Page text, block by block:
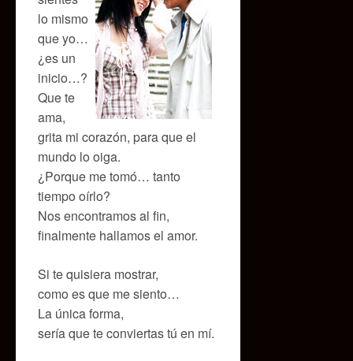
lo mismo
que yo…
¿es un
inicio…?
Que te
ama,
grita mi corazón, para que el
mundo lo oiga.
¿Porque me tomó… tanto
tiempo oírlo?
Nos encontramos al fin,
finalmente hallamos el amor.
Si te quisiera mostrar,
como es que me siento…
La única forma,
sería que te conviertas tú en mí.